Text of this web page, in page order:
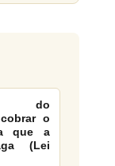
do
o
que a
(Lei